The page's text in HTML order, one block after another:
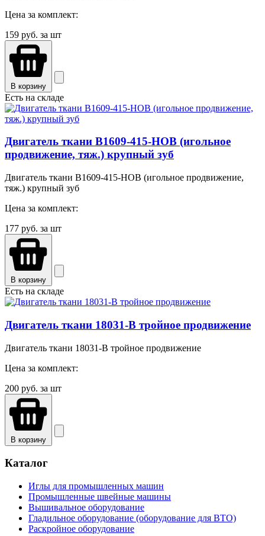
Цена за комплект:
159 руб. за шт
В корзину
Есть на складе
Двигатель ткани B1609-415-HOB (игольное
продвижение, тяж.) крупный зуб
Двигатель ткани B1609-415-HOB (игольное продвижение,
тяж.) крупный зуб
Цена за комплект:
177 руб. за шт
В корзину
Есть на складе
Двигатель ткани 18031-B тройное продвижение
Двигатель ткани 18031-B тройное продвижение
Цена за комплект:
200 руб. за шт
В корзину
Каталог
Иглы для промышленных машин
Промышленные швейные машины
Вышивальное оборудование
Гладильное оборудование (оборудование для ВТО)
Раскройное оборудование